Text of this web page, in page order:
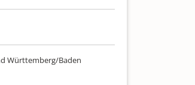
Württemberg/Baden